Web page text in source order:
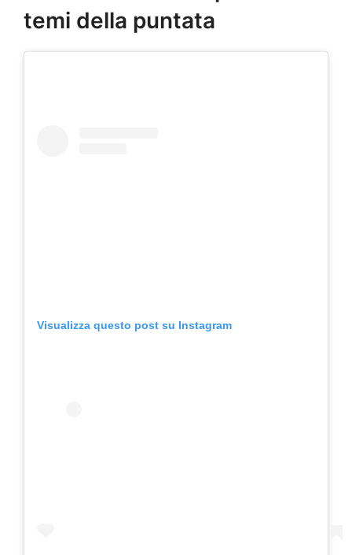
temi della puntata
Visualizza questo post su Instagram